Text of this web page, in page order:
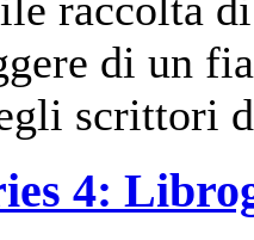
di un
scrittori
4: